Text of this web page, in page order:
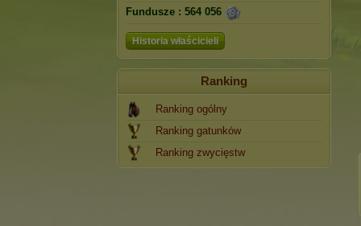
Fundusze : 564 056
Historia właścicieli
Ranking
Ranking ogólny
Ranking gatunków
Ranking zwycięstw